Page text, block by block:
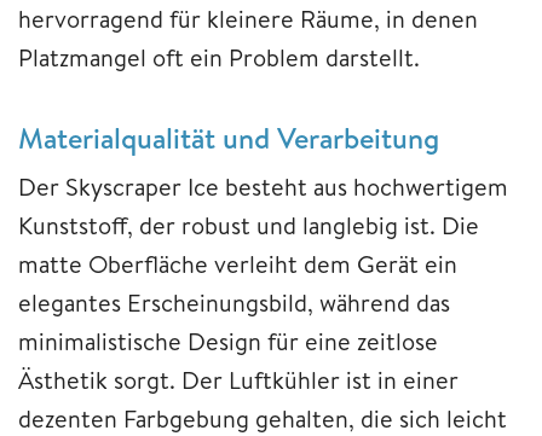
hervorragend für kleinere Räume, in denen
Platzmangel oft ein Problem darstellt.
Materialqualität und Verarbeitung
Der Skyscraper Ice besteht aus hochwertigem
Kunststoff, der robust und langlebig ist. Die
matte Oberfläche verleiht dem Gerät ein
elegantes Erscheinungsbild, während das
minimalistische Design für eine zeitlose
Ästhetik sorgt. Der Luftkühler ist in einer
dezenten Farbgebung gehalten, die sich leicht